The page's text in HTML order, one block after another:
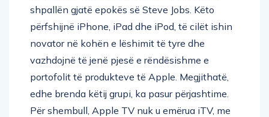
shpallën gjatë epokës së Steve Jobs. Këto
përfshijnë iPhone, iPad dhe iPod, të cilët ishin
novator në kohën e lëshimit të tyre dhe
vazhdojnë të jenë pjesë e rëndësishme e
portofolit të produkteve të Apple. Megjithatë,
edhe brenda këtij grupi, ka pasur përjashtime.
Për shembull, Apple TV nuk u emërua iTV, me